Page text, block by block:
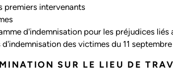
premiers intervenants
d'indemnisation pour les préjudices liés
d'indemnisation des victimes du 11 septembre
SUR LE LIEU DE